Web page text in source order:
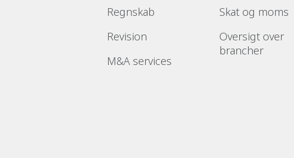
Regnskab
Revision
M&A services
Skat og moms
Oversigt over
brancher